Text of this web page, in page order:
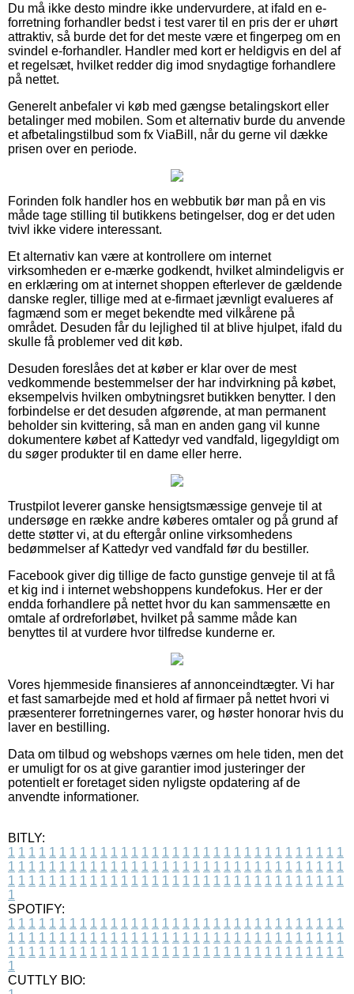
Du må ikke desto mindre ikke undervurdere, at ifald en e-
forretning forhandler bedst i test varer til en pris der er uhørt
attraktiv, så burde det for det meste være et fingerpeg om en
svindel e-forhandler. Handler med kort er heldigvis en del af
et regelsæt, hvilket redder dig imod snydagtige forhandlere
på nettet.
Generelt anbefaler vi køb med gængse betalingskort eller
betalinger med mobilen. Som et alternativ burde du anvende
et afbetalingstilbud som fx ViaBill, når du gerne vil dække
prisen over en periode.
Forinden folk handler hos en webbutik bør man på en vis
måde tage stilling til butikkens betingelser, dog er det uden
tvivl ikke videre interessant.
Et alternativ kan være at kontrollere om internet
virksomheden er e-mærke godkendt, hvilket almindeligvis er
en erklæring om at internet shoppen efterlever de gældende
danske regler, tillige med at e-firmaet jævnligt evalueres af
fagmænd som er meget bekendte med vilkårene på
området. Desuden får du lejlighed til at blive hjulpet, ifald du
skulle få problemer ved dit køb.
Desuden foreslåes det at køber er klar over de mest
vedkommende bestemmelser der har indvirkning på købet,
eksempelvis hvilken ombytningsret butikken benytter. I den
forbindelse er det desuden afgørende, at man permanent
beholder sin kvittering, så man en anden gang vil kunne
dokumentere købet af Kattedyr ved vandfald, ligegyldigt om
du søger produkter til en dame eller herre.
Trustpilot leverer ganske hensigtsmæssige genveje til at
undersøge en række andre køberes omtaler og på grund af
dette støtter vi, at du eftergår online virksomhedens
bedømmelser af Kattedyr ved vandfald før du bestiller.
Facebook giver dig tillige de facto gunstige genveje til at få
et kig ind i internet webshoppens kundefokus. Her er der
endda forhandlere på nettet hvor du kan sammensætte en
omtale af ordreforløbet, hvilket på samme måde kan
benyttes til at vurdere hvor tilfredse kunderne er.
Vores hjemmeside finansieres af annonceindtægter. Vi har
et fast samarbejde med et hold af firmaer på nettet hvori vi
præsenterer forretningernes varer, og høster honorar hvis du
laver en bestilling.
Data om tilbud og webshops værnes om hele tiden, men det
er umuligt for os at give garantier imod justeringer der
potentielt er foretaget siden nyligste opdatering af de
anvendte informationer.
BITLY:
1 1 1 1 1 1 1 1 1 1 1 1 1 1 1 1 1 1 1 1 1 1 1 1 1 1 1 1 1 1 1 1 1
1 1 1 1 1 1 1 1 1 1 1 1 1 1 1 1 1 1 1 1 1 1 1 1 1 1 1 1 1 1 1 1 1
1 1 1 1 1 1 1 1 1 1 1 1 1 1 1 1 1 1 1 1 1 1 1 1 1 1 1 1 1 1 1 1 1
1
SPOTIFY:
1 1 1 1 1 1 1 1 1 1 1 1 1 1 1 1 1 1 1 1 1 1 1 1 1 1 1 1 1 1 1 1 1
1 1 1 1 1 1 1 1 1 1 1 1 1 1 1 1 1 1 1 1 1 1 1 1 1 1 1 1 1 1 1 1 1
1 1 1 1 1 1 1 1 1 1 1 1 1 1 1 1 1 1 1 1 1 1 1 1 1 1 1 1 1 1 1 1 1
1
CUTTLY BIO: